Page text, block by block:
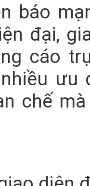
báo
đại,
cáo
ưu
chế